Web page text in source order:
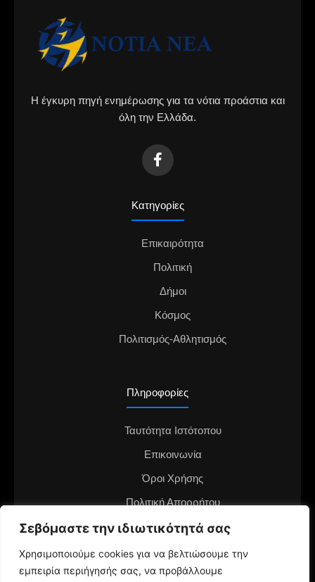
Σεβόμαστε την ιδιωτικότητά σας
Χρησιμοποιούμε cookies για να βελτιώσουμε την
εμπειρία περιήγησής σας, να προβάλλουμε
Η έγκυρη πηγή ενημέρωσης για τα νότια προάστια και
όλη την Ελλάδα.
Κατηγορίες
Επικαιρότητα
Πολιτική
Δήμοι
Κόσμος
Πολιτισμός-Αθλητισμός
Πληροφορίες
Ταυτότητα Ιστότοπου
Επικοινωνία
Όροι Χρήσης
Πολιτική Απορρήτου
Διαφημιστείτε στο notianea.gr
Γίνε ο ανταποκριτής στην περιοχή σου